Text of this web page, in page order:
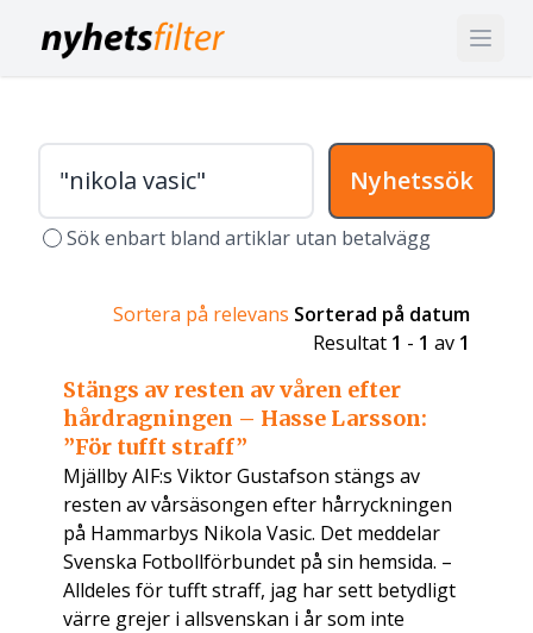
Nyhetssök
Sök enbart bland artiklar utan betalvägg
Sortera på relevans Sorterad på datum
Resultat 1 - 1 av 1
Stängs av resten av våren efter
hårdragningen – Hasse Larsson:
”För tufft straff”
Mjällby AIF:s Viktor Gustafson stängs av
resten av vårsäsongen efter hårryckningen
på Hammarbys Nikola Vasic. Det meddelar
Svenska Fotbollförbundet på sin hemsida. –
Alldeles för tufft straff, jag har sett betydligt
värre grejer i allsvenskan i år som inte